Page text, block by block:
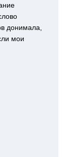
донимала,
мои